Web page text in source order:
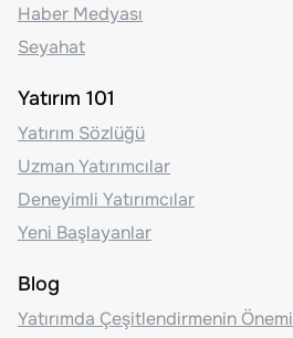
Haber Medyası
Seyahat
Yatırım 101
Yatırım Sözlüğü
Uzman Yatırımcılar
Deneyimli Yatırımcılar
Yeni Başlayanlar
Blog
Yatırımda Çeşitlendirmenin Önemi